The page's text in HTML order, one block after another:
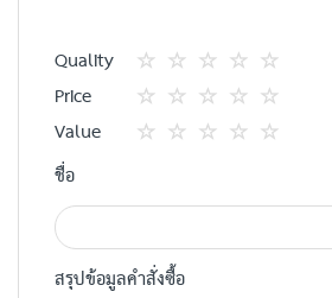
Quality
1
star
2
ดาว
3
ดาว
4
ดาว
5
ดาว
Price
1
2
3
4
5
Value
ชื่อ
สรุปข้อมูลคำสั่งซื้อ